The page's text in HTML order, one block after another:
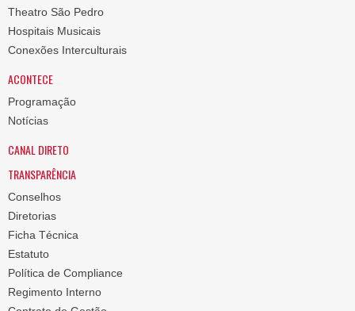
Theatro São Pedro
Hospitais Musicais
Conexões Interculturais
ACONTECE
Programação
Notícias
CANAL DIRETO
TRANSPARÊNCIA
Conselhos
Diretorias
Ficha Técnica
Estatuto
Política de Compliance
Regimento Interno